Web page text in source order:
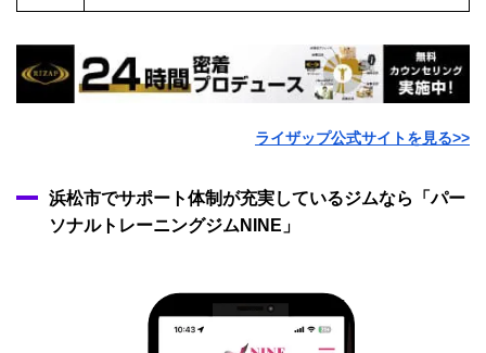
ライザップ公式サイトを見る>>
浜松市でサポート体制が充実しているジムなら「パー
ソナルトレーニングジムNINE」